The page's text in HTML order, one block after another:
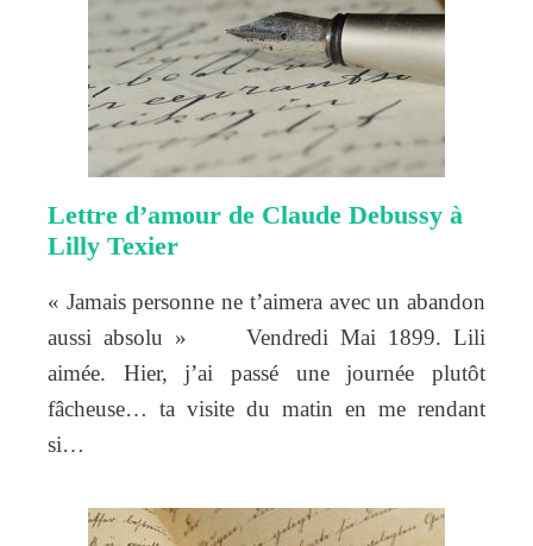
Lettre d’amour de Claude Debussy à
Lilly Texier
« Jamais personne ne t’aimera avec un abandon
aussi absolu » Vendredi Mai 1899. Lili
aimée. Hier, j’ai passé une journée plutôt
fâcheuse… ta visite du matin en me rendant
si…